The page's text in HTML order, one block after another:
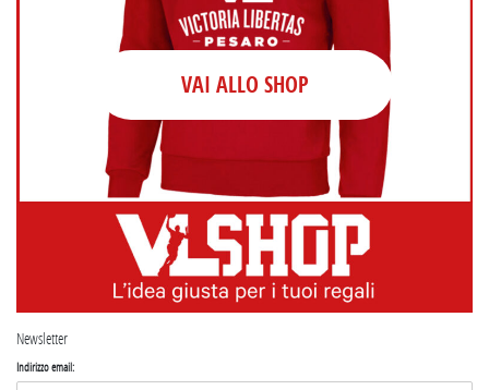
VAI ALLO SHOP
Newsletter
Indirizzo email: